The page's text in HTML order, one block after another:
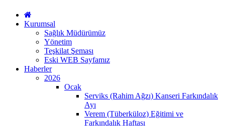
Kurumsal
Sağlık Müdürümüz
Yönetim
Teşkilat Şeması
Eski WEB Sayfamız
Haberler
2026
Ocak
Serviks (Rahim Ağzı) Kanseri Farkındalık
Ayı
Verem (Tüberküloz) Eğitimi ve
Farkındalık Haftası